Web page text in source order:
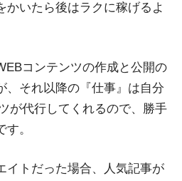
かいたら後はラクに稼げるよ
コンテンツの作成と公開の
、それ以降の『仕事』は自分
が代行してくれるので、勝手
。
イトだった場合、人気記事が